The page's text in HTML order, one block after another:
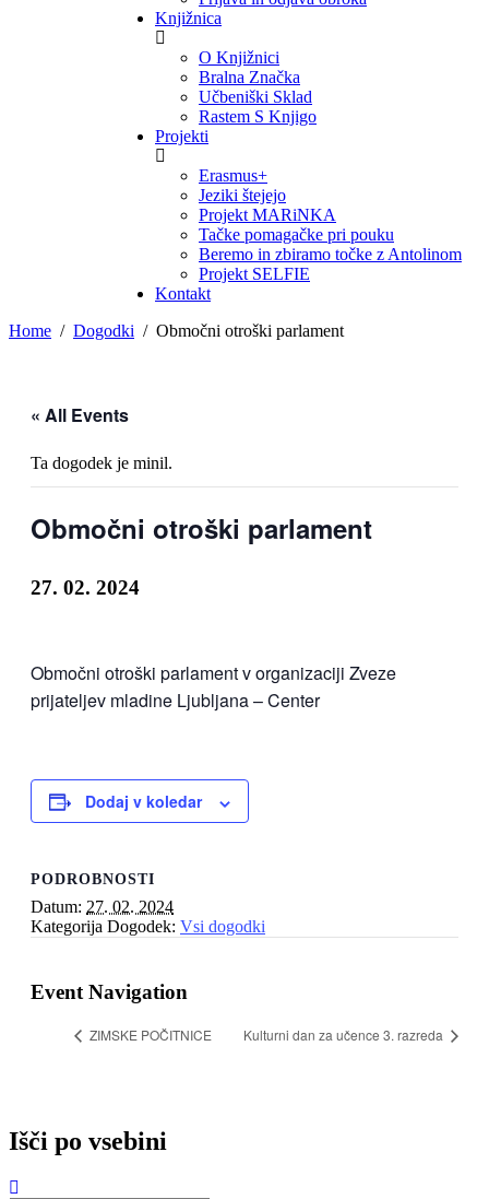
Knjižnica
O Knjižnici
Bralna Značka
Učbeniški Sklad
Rastem S Knjigo
Projekti
Erasmus+
Jeziki štejejo
Projekt MARiNKA
Tačke pomagačke pri pouku
Beremo in zbiramo točke z Antolinom
Projekt SELFIE
Kontakt
Home
Dogodki Območni otroški parlament
« All Events
Ta dogodek je minil.
Območni otroški parlament
27. 02. 2024
Območni otroški parlament v organizaciji Zveze
prijateljev mladine Ljubljana – Center
Dodaj v koledar
PODROBNOSTI
Datum: 27. 02. 2024
Kategorija Dogodek: Vsi dogodki
Event Navigation
ZIMSKE POČITNICE Kulturni dan za učence 3. razreda
Išči po vsebini